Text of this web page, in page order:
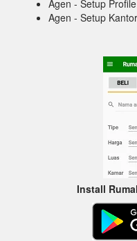
Agen - Setup
Agen - Setup
Install